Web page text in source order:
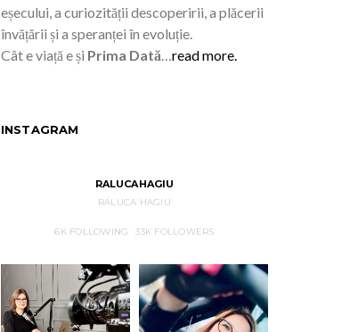
eșecului, a curiozității descoperirii, a plăcerii
învățării și a speranței în evoluție.
Cât e viață e și Prima Dată…read more.
INSTAGRAM
RALUCAHAGIU
RALUCA HAGIU
6KFOLLOWING 33K FOLLOWERS